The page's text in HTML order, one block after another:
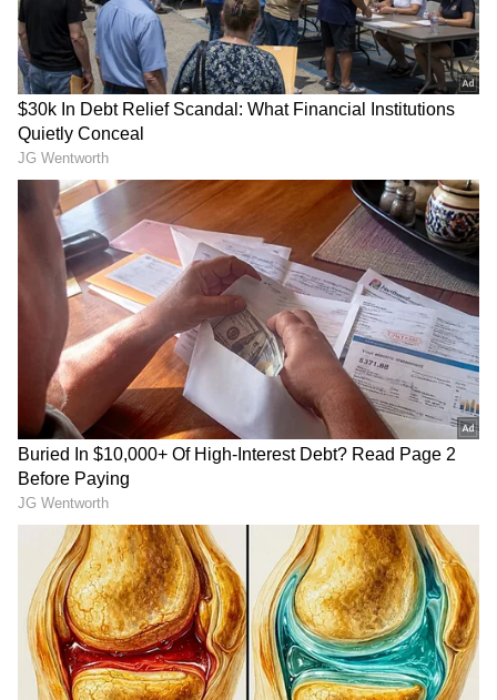
ಕಾರ್ಯಕ್ರಮದಲ್ಲಿ ಸಾನ್ನಿಧ್ಯ ವಹಿಸಿದ್ದ ಬೆಕ್ಕಿನಕಲ್ಮಠದ
ಡಾ.ಮಲ್ಲಿಕಾರ್ಜುನ ಮುರುಘರಾಜೇಂದ್ರ ಸ್ವಾಮೀಜಿ
ಮಾತನಾಡಿ, ಜಯಂತಿ ಆಚರಣೆ ಈಶ್ವರಪ್ಪನವರಿಗೆ ಕೇವಲ ನೆಪ
ಮಾತ್ರ. ಆ ಸಂದರ್ಭವನ್ನಿಟ್ಟುಕೊಂಡು ಈಶ್ವರಪ್ಪನವರ
ಕುಟುಂಬ ರಚನಾತ್ಮಕ ಕಾರ್ಯಕ್ರಮ ಹಮ್ಮಿಕೊಂಡಿದೆ.
ಮಹಿಳೆಯರಿಗೆ ಆರ್ಥಿಕ ಸಹಕಾರ ನೀಡಿ ಆತ್ಮವಿಶ್ವಾಸ
ತುಂಬುವ ಕೆಲಸವನ್ನು ಮಾರಿಕಾಂಬಾ ಮೈಕ್ರೋ ಫೈನಾನ್ಸ್‌
ಮಾಡುತ್ತಾ ಬಂದಿದ್ದು, ದೊಡ್ಡ ಸಾಧನೆಯಾಗಿದೆ. ಅಲ್ಲದೆ
ವಸುದೈವ ಕುಟುಂಬಕಂ ಎನ್ನುವಂತೆ ಎಲ್ಲರೂ ತಮ್ಮ
ಕುಟುಂಬದ ರೀತಿಯಲ್ಲಿ ಅವರು ಅನೇಕ ರೀತಿಯ ನೆರವು
ನೀಡುತ್ತಾ, ಜನ್ಮದಿನದ ಸಂದರ್ಭದಲ್ಲಿ ರಕ್ತದಾನ ಶಿಬಿರ,
ಆರೋಗ್ಯ ತಪಾಸಣೆ, ಕನ್ನಡಕ ವಿತರಣೆ, ಪುಣ್ಯಕ್ಷೇತ್ರಗಳಿಗೆ
ಮಹಿಳೆಯರಿಗೆ ಪ್ರವಾಸ ಈ ರೀತಿಯಗಿ ಅನೇಕ ಧಾರ್ಮಿಕ,
ಸಾಂಸ್ಕೃತಿಕ ಮತ್ತು ಸಾಮಾಜಿಕ ಕಾರ್ಯಕ್ರಮ ಹಮ್ಮಿಕೊಳ್ಳುವ
ಮೂಲಕ ಎಲ್ಲರ ಕಣ್ಮಣಿಯಾಗಿದ್ದಾರೆ ಎಂದರು.
ಮಹಿಳೆಯರಿಂದಲೇ ಅತ್ಯುತ್ತಮವಾಗಿ ಕುಟುಂಬ ನಿರ್ವಹಣೆ
ಸಾಧ್ಯ. ಮನೆಯೊಡತಿ ಇದ್ದಾಗ ಮಾತ್ರ ಮನೆಗೆ ಲಕ್ಷಣ. ಒಂದು
ಮನೆಯನ್ನು ಒಳಗಿರುವ ವಸ್ತುಗಳ ಮೇಲೆ ಅಳೆಯುವುದಲ್ಲ. ಆ
ಮನೆಯ ಸಂಸ್ಕಾರ ಮತ್ತು ಸಂಸ್ಕೃತಿಯನ್ನು ನೋಡಿ
kannada news live) ಸಂಪೂರ್ಣ ಮಾಹಿತಿ ಒಂದೇ
ಕ್ಲಿಕ್‌ನಲ್ಲಿ ಲಭ್ಯ. ಏಷ್ಯಾನೆಟ್ ಸುವರ್ಣ ನ್ಯೂಸ್ ಅಧಿಕೃತ
ಆ್ಯಪ್ ಡೌನ್‌ಲೋಡ್ ಮಾಡಿ ಹಾಗು ಎಲ್ಲಾ ಅಪ್‌ಡೇಟ್
ಗಳನ್ನು ಪಡೆಯಿರಿ.
RECOMMENDED STORIES